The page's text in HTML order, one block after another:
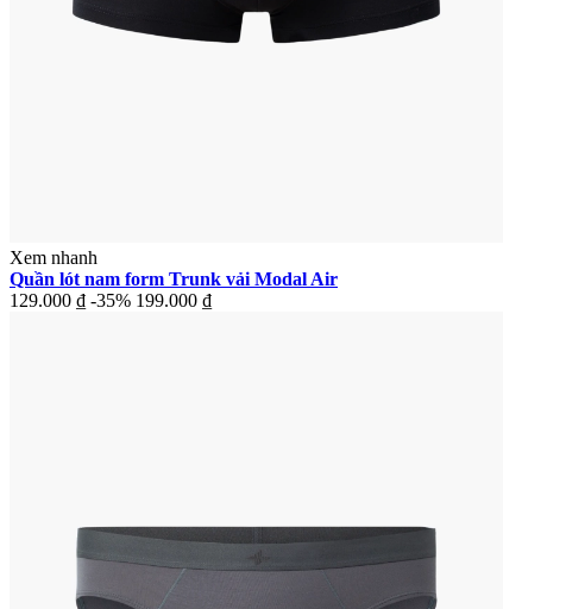
Xem nhanh
Quần lót nam form Trunk vải Modal Air
129.000 ₫ -35% 199.000 ₫